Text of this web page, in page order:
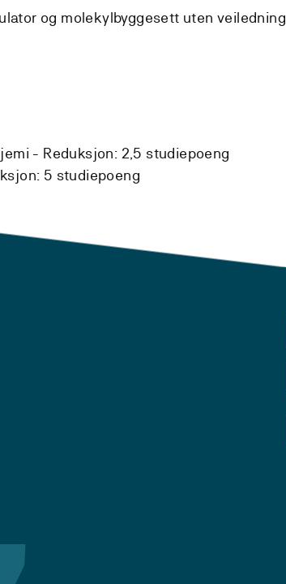
og molekylbyggesett uten veiledning.
- Reduksjon: 2,5 studiepoeng
5 studiepoeng